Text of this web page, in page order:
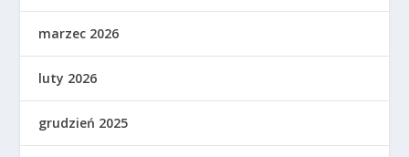
marzec 2026
luty 2026
grudzień 2025